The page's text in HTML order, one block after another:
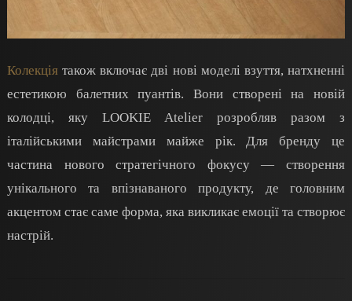
Колекція також включає дві нові моделі взуття, натхненні
естетикою балетних пуантів. Вони створені на новій
колодці, яку LOOKIE Atelier розробляв разом з
італійськими майстрами майже рік. Для бренду це
частина нового стратегічного фокусу — створення
унікального та впізнаваного продукту, де головним
акцентом стає саме форма, яка викликає емоції та створює
настрій.